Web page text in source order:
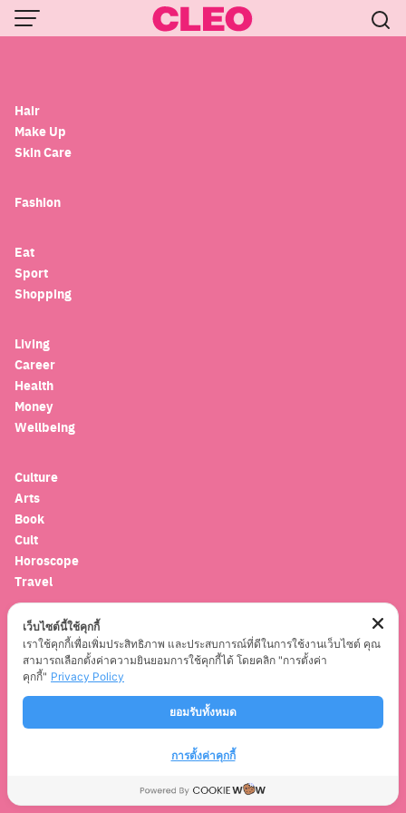
Skip
to
for:
รวมคาเฟ่ชาดีงาม ที่เชียงใหม่ สวรรค์ของคนรักชา
ล่าสุดปี 2022
Love
Men
Hair
Make Up
Skin Care
Fashion
Eat
Sport
Shopping
Living
Career
Health
Money
Wellbeing
Culture
Arts
Book
Cult
Horoscope
Travel
Entertainment
Celebrity
Movies
Musics
CLEOTHAILAND.COM. ALL RIGHTS RESERVED.
เว็บไซต์นี้ใช้คุกกี้
เราใช้คุกกี้เพื่อเพิ่มประสิทธิภาพ และประสบการณ์ที่ดีในการใช้งานเว็บไซต์ คุณ
สามารถเลือกตั้งค่าความยินยอมการใช้คุกกี้ได้ โดยคลิก "การตั้งค่า
คุกกี้" Privacy Policy
ยอมรับทั้งหมด
การตั้งค่าคุกกี้